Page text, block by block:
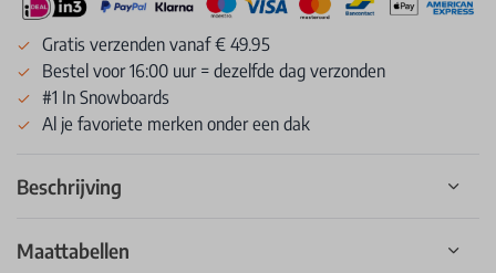
Gratis verzenden vanaf € 49.95
Bestel voor 16:00 uur = dezelfde dag verzonden
#1 In Snowboards
Al je favoriete merken onder een dak
Beschrijving
Maattabellen